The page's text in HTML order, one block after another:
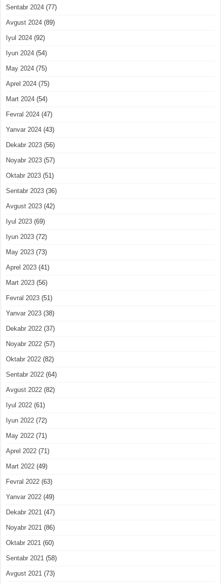
Sentabr 2024 (77)
Avgust 2024 (89)
Iyul 2024 (92)
Iyun 2024 (54)
May 2024 (75)
Aprel 2024 (75)
Mart 2024 (54)
Fevral 2024 (47)
Yanvar 2024 (43)
Dekabr 2023 (56)
Noyabr 2023 (57)
Oktabr 2023 (51)
Sentabr 2023 (36)
Avgust 2023 (42)
Iyul 2023 (69)
Iyun 2023 (72)
May 2023 (73)
Aprel 2023 (41)
Mart 2023 (56)
Fevral 2023 (51)
Yanvar 2023 (38)
Dekabr 2022 (37)
Noyabr 2022 (57)
Oktabr 2022 (82)
Sentabr 2022 (64)
Avgust 2022 (82)
Iyul 2022 (61)
Iyun 2022 (72)
May 2022 (71)
Aprel 2022 (71)
Mart 2022 (49)
Fevral 2022 (63)
Yanvar 2022 (49)
Dekabr 2021 (47)
Noyabr 2021 (86)
Oktabr 2021 (60)
Sentabr 2021 (58)
Avgust 2021 (73)